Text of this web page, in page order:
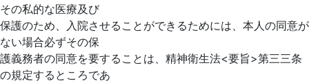
その私的な医療及び
保護のため、入院させることができるためには、本人の同意が
ない場合必ずその保
護義務者の同意を要することは、精神衛生法<要旨>第三三条
の規定するところであ